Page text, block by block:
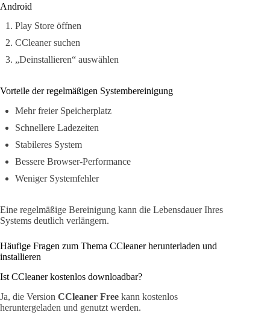
Android
Play Store öffnen
CCleaner suchen
„Deinstallieren“ auswählen
Vorteile der regelmäßigen Systembereinigung
Mehr freier Speicherplatz
Schnellere Ladezeiten
Stabileres System
Bessere Browser-Performance
Weniger Systemfehler
Eine regelmäßige Bereinigung kann die Lebensdauer Ihres
Systems deutlich verlängern.
Häufige Fragen zum Thema CCleaner herunterladen und
installieren
Ist CCleaner kostenlos downloadbar?
Ja, die Version CCleaner Free kann kostenlos
heruntergeladen und genutzt werden.